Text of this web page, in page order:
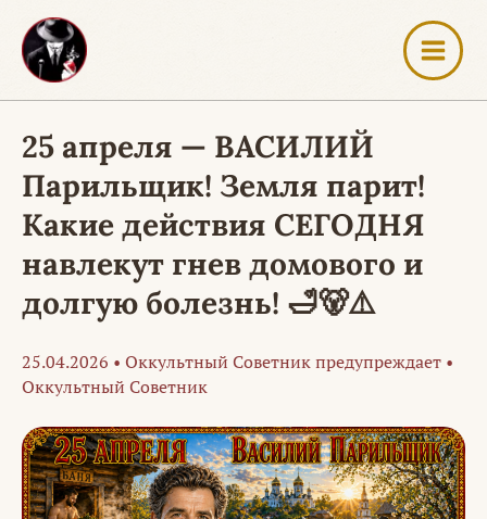
Перейти
содержимому
25 апреля — ВАСИЛИЙ
Парильщик! Земля парит!
Какие действия СЕГОДНЯ
навлекут гнев домового и
долгую болезнь! 🛁🐻⚠️
25.04.2026 • Оккультный Советник предупреждает •
Оккультный Советник